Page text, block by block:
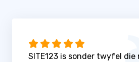
SITE123 is sonder twyfel die